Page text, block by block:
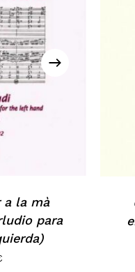
a la mà
para